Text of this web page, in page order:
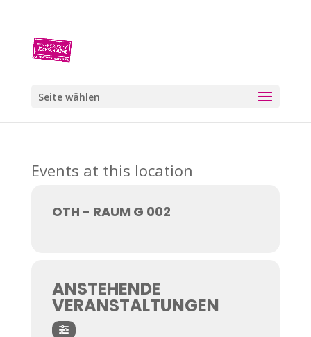
Seite wählen
Events at this location
OTH - RAUM G 002
ANSTEHENDE
VERANSTALTUNGEN